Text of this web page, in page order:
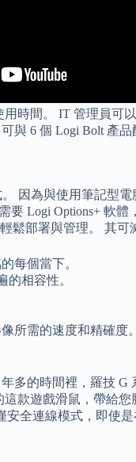
時間。 IT 管理員
與 6 個 Logi Bolt 產
因為與使用筆記型
Logi Options+ 軟
鬆部署與管理。 其
每個當下。
相容性。
所需的速度和精確度。
多的時間裡，羅技
款遊戲滑鼠，帶給
全連線模式，即使